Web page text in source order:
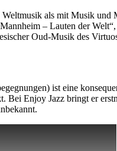
als mit Musik und
– Lauten der
Oud-Musik des
ist eine
Enjoy Jazz bringt er